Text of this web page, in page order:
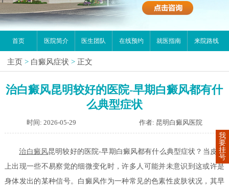
首页 医院简介 医生团队 在线预约 就医指南 来院路线
主页 > 白癜风症状 > 正文
治白癜风昆明较好的医院-早期白癜风都有什
么典型症状
时间: 2026-05-29 作者: 昆明白癜风医院
治白癜风昆明较好的医院-早期白癜风都有什么典型症状？当皮肤
上出现一些不易察觉的细微变化时，许多人可能并未意识到这或许是
身体发出的某种信号。白癜风作为一种常见的色素性皮肤状况，其早
我
要
挂
号